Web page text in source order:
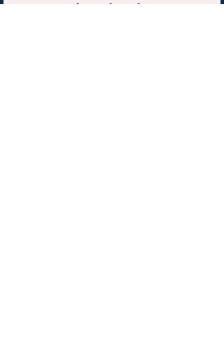
வேதனையுடன் சொன்னவள்,